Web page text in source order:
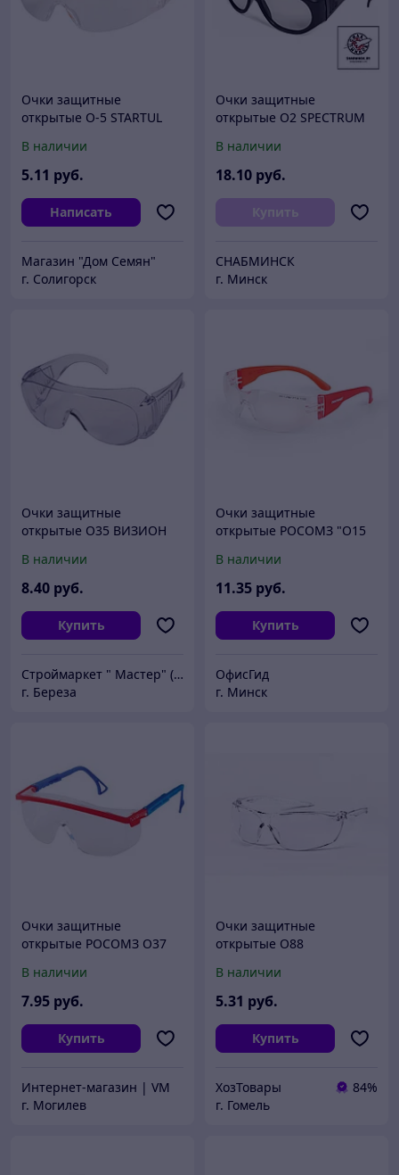
Очки защитные
открытые О-5 STARTUL
В наличии
5.11 руб.
Написать
Магазин "Дом Семян"
г. Солигорск
Очки защитные
открытые О2 SPECTRUM
В наличии
18.10 руб.
Купить
СНАБМИНСК
г. Минск
Очки защитные
открытые О35 ВИЗИОН
В наличии
8.40 руб.
Купить
Строймаркет " Мастер" (ООО "АльгенаЛайт")
г. Береза
Очки защитные
открытые РОСОМЗ "О15
прозрачные
В наличии
11.35 руб.
Купить
ОфисГид
г. Минск
Очки защитные
открытые РОСОМЗ О37
13711 (2С-1,2РС)
В наличии
7.95 руб.
Купить
Интернет-магазин | VM
г. Могилев
Очки защитные
открытые О88
В наличии
5.31 руб.
Купить
ХозТовары
84%
г. Гомель